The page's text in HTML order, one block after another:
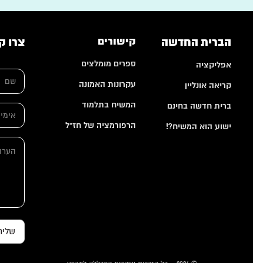
הברית החדשה
אפליקציה
קריאה אונליין
ברית חדשה בחינם
ישוע הוא המשיח?!
קישורים
ספרים מומלצים
עקרונות האמונה
המשיח בתלמוד
הרפורמציה של חז"ל
צרו
ש
*
ם
א
י
מ
ר
ו
ת
א
מ
י
י
ה